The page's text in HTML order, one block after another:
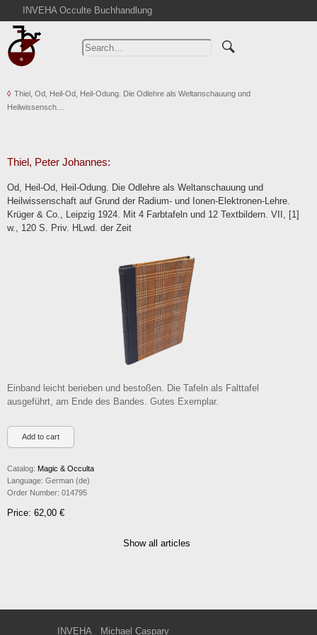
INVEHA Occulte Buchhandlung
Home
Advanced Search
Cart
Abbreviations
Contact
Terms
Withdrawal
Thiel, Od, Heil-Od, Heil-Odung. Die Odlehre als Weltanschauung und
Heilwissensch…
Thiel, Peter Johannes:
Od, Heil-Od, Heil-Odung. Die Odlehre als Weltanschauung und
Heilwissenschaft auf Grund der Radium- und Ionen-Elektronen-Lehre.
Krüger & Co., Leipzig 1924. Mit 4 Farbtafeln und 12 Textbildern. VII, [1]
w., 120 S. Priv. HLwd. der Zeit
Einband leicht berieben und bestoßen. Die Tafeln als Falttafel
ausgeführt, am Ende des Bandes. Gutes Exemplar.
Catalog: Magic & Occulta
Language: German (de)
Order Number: 014795
Price: 62,00 €
Show all articles
INVEHA Michael Caspary